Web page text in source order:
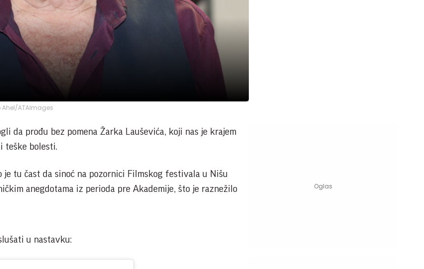
Ahel/ATAImages
da prođu bez pomena Žarka Lauševića, koji nas je krajem
teške bolesti.
je tu čast da sinoć na pozornici Filmskog festivala u Nišu
anegdotama iz perioda pre Akademije, što je raznežilo
u nastavku: